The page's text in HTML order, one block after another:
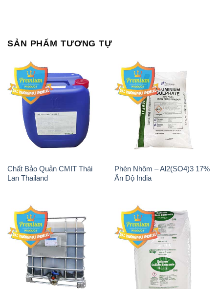
SẢN PHẨM TƯƠNG TỰ
Chất Bảo Quản CMIT Thái
Lan Thailand
Phèn Nhôm – Al2(SO4)3 17%
Ấn Độ India